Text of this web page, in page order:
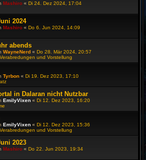
Mashiro « Di 24. Dez 2024, 17:04
2024
Mashiro « Do 6. Jun 2024, 14:09
abends
WayneNerd « Do 28. Mär 2024, 20:57
und Vorstellung
Tyrbon « Di 19. Dez 2023, 17:10
in Dalaran nicht Nutzbar
EmilyVixen « Di 12. Dez 2023, 16:20
EmilyVixen « Di 12. Dez 2023, 15:36
und Vorstellung
2023
Mashiro « Do 22. Jun 2023, 19:34